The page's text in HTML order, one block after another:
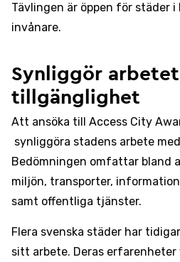
Tävlingen är öppen för städer i
invånare.
Synliggör arbetet
tillgänglighet
Att ansöka till Access City
synliggöra stadens arbete
Bedömningen omfattar bland
miljön, transporter,
samt offentliga tjänster.
Flera svenska städer har
sitt arbete. Deras